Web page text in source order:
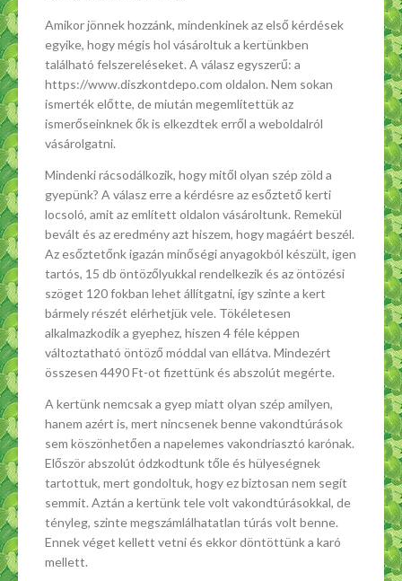
Amikor jönnek hozzánk, mindenkinek az első kérdések
egyike, hogy mégis hol vásároltuk a kertünkben
található felszereléseket. A válasz egyszerű: a
https://www.diszkontdepo.com oldalon. Nem sokan
ismerték előtte, de miután megemlítettük az
ismerőseinknek ők is elkezdtek erről a weboldalról
vásárolgatni.
Mindenki rácsodálkozik, hogy mitől olyan szép zöld a
gyepünk? A válasz erre a kérdésre az esőztető kerti
locsoló, amit az említett oldalon vásároltunk. Remekül
bevált és az eredmény azt hiszem, hogy magáért beszél.
Az esőztetőnk igazán minőségi anyagokból készült, igen
tartós, 15 db öntözőlyukkal rendelkezik és az öntözési
szöget 120 fokban lehet állítgatni, így szinte a kert
bármely részét elérhetjük vele. Tökéletesen
alkalmazkodik a gyephez, hiszen 4 féle képpen
változtatható öntöző móddal van ellátva. Mindezért
összesen 4490 Ft-ot fizettünk és abszolút megérte.
A kertünk nemcsak a gyep miatt olyan szép amilyen,
hanem azért is, mert nincsenek benne vakondtúrások
sem köszönhetően a napelemes vakondriasztó karónak.
Először abszolút ódzkodtunk tőle és hülyeségnek
tartottuk, mert gondoltuk, hogy ez biztosan nem segít
semmit. Aztán a kertünk tele volt vakondtúrásokkal, de
tényleg, szinte megszámlálhatatlan túrás volt benne.
Ennek véget kellett vetni és ekkor döntöttünk a karó
mellett.